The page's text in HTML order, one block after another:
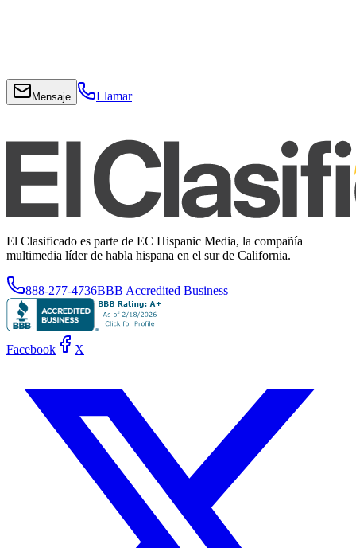
Mensaje Llamar
El Clasificado es parte de EC Hispanic Media, la compañía
multimedia líder de habla hispana en el sur de California.
888-277-4736BBB Accredited Business
Facebook X